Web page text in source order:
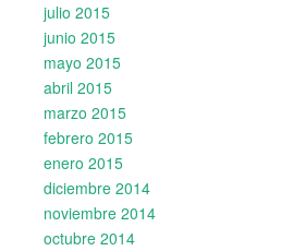
julio 2015
junio 2015
mayo 2015
abril 2015
marzo 2015
febrero 2015
enero 2015
diciembre 2014
noviembre 2014
octubre 2014